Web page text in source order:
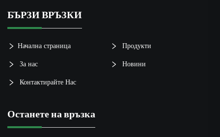
БЪРЗИ ВРЪЗКИ
Начална страница Продукти
За нас Новини
Контактирайте Нас
Останете на връзка